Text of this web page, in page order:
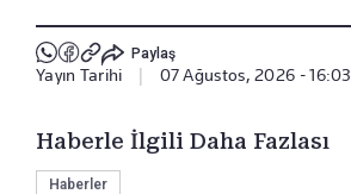
Paylaş
Yayın Tarihi 07 Ağustos, 2026 - 16:03
Haberle İlgili Daha Fazlası
Haberler